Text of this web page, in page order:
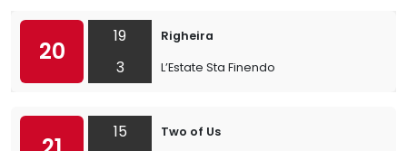
20
19
3
Righeira
L’Estate Sta Finendo
15 Two of Us